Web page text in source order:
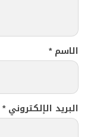
الاسم*
البريد الإلكتروني*